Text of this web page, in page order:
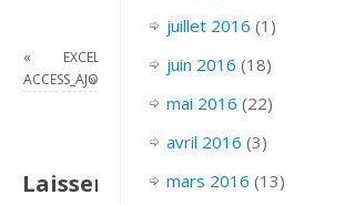
«
EXCEL_2007_FCT_TEXTE_FCT_REPT
»
Laisser
juillet 2016 (1)
juin 2016 (18)
mai 2016 (22)
avril 2016 (3)
mars 2016 (13)